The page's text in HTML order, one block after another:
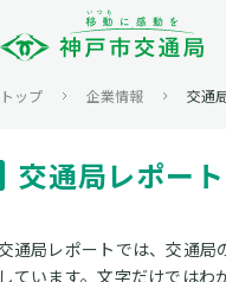
トップ 企業情報 交通
交通局レポート
通局レポートでは、交通局
ています。文字だけではわ